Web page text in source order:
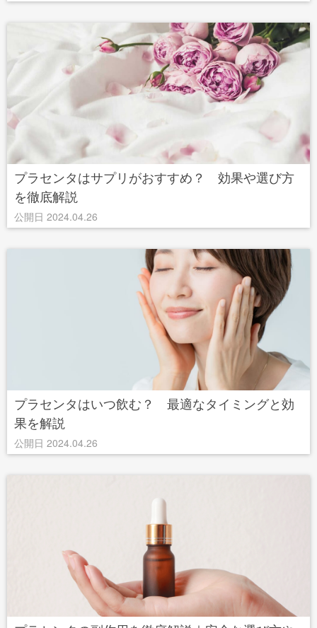
プラセンタはサプリがおすすめ？ 効果や選び方
を徹底解説
公開日 2024.04.26
プラセンタはいつ飲む？ 最適なタイミングと効
果を解説
公開日 2024.04.26